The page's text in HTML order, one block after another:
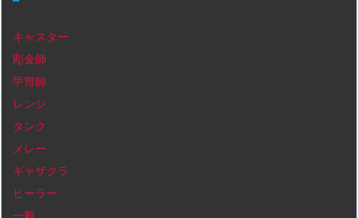
キャスター
彫金師
甲冑師
レンジ
タンク
メレー
ギャザクラ
ヒーラー